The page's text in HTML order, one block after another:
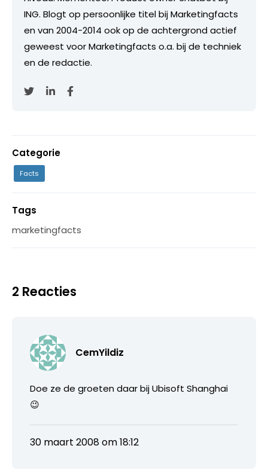
ING. Blogt op persoonlijke titel bij Marketingfacts
en van 2004-2014 ook op de achtergrond actief
geweest voor Marketingfacts o.a. bij de techniek
en de redactie.
Categorie
Facts
Tags
marketingfacts
2 Reacties
CemYildiz
Doe ze de groeten daar bij Ubisoft Shanghai
😉
30 maart 2008 om 18:12